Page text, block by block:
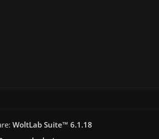
WoltLab Suite™ 6.1.18